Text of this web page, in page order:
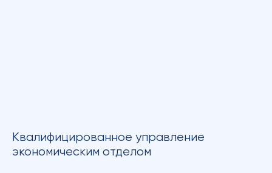
Квалифицированное управление
экономическим отделом